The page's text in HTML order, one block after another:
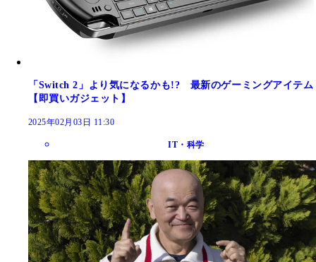
「Switch 2」より気になるかも!? 最新のゲーミングアイテム
【即買いガジェット】
2025年02月03日 11:30
IT・科学